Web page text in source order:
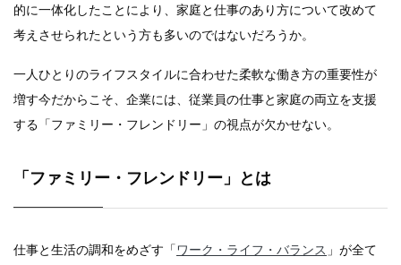
的に一体化したことにより、家庭と仕事のあり方について改めて
考えさせられたという方も多いのではないだろうか。
一人ひとりのライフスタイルに合わせた柔軟な働き方の重要性が
増す今だからこそ、企業には、従業員の仕事と家庭の両立を支援
する「ファミリー・フレンドリー」の視点が欠かせない。
「ファミリー・フレンドリー」とは
仕事と生活の調和をめざす「ワーク・ライフ・バランス 」が全て